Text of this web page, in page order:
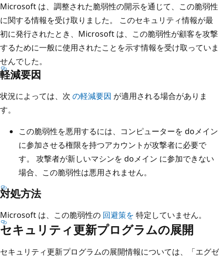
Microsoft は、調整された脆弱性の開示を通じて、この脆弱性
に関する情報を受け取りました。 このセキュリティ情報が最
初に発行されたとき、Microsoft は、この脆弱性が顧客を攻撃
するために一般に使用されたことを示す情報を受け取っていま
せんでした。
軽減要因
状況によっては、次 の軽減要因 が適用される場合がありま
す。
この脆弱性を悪用するには、コンピューターを doメイン
に参加させる権限を持つアカウントが攻撃者に必要で
す。 攻撃者が新しいマシンを doメイン に参加できない
場合、この脆弱性は悪用されません。
対処方法
Microsoft は、この脆弱性の 回避策を 特定していません。
セキュリティ更新プログラムの展開
セキュリティ更新プログラムの展開情報については、「エグゼ